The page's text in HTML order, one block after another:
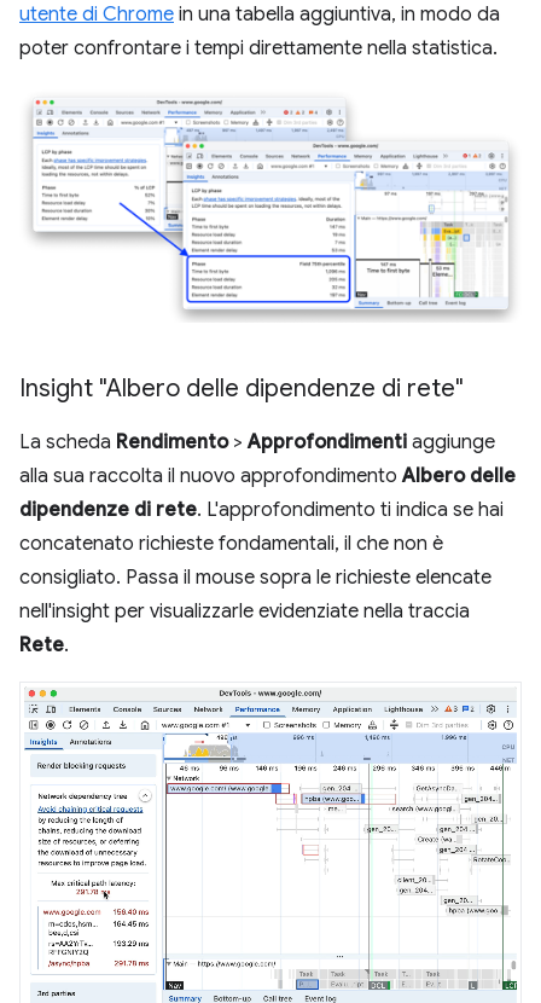
utente di Chrome in una tabella aggiuntiva, in modo da
poter confrontare i tempi direttamente nella statistica.
Insight "Albero delle dipendenze di rete"
La scheda Rendimento>Approfondimenti aggiunge
alla sua raccolta il nuovo approfondimentoAlbero delle
dipendenze di rete. L'approfondimento ti indica se hai
concatenato richieste fondamentali, il che non è
consigliato. Passa il mouse sopra le richieste elencate
nell'insight per visualizzarle evidenziate nella traccia
Rete.